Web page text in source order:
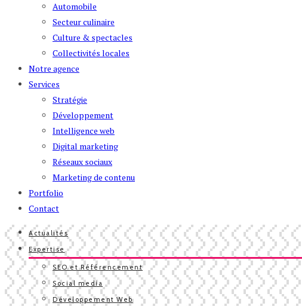
Automobile
Secteur culinaire
Culture & spectacles
Collectivités locales
Notre agence
Services
Stratégie
Développement
Intelligence web
Digital marketing
Réseaux sociaux
Marketing de contenu
Portfolio
Contact
Actualités
Expertise
SEO et Référencement
Social media
Développement Web